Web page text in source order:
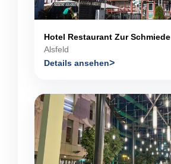
Hotel Restaurant Zur Schmiede
Alsfeld
Details ansehen